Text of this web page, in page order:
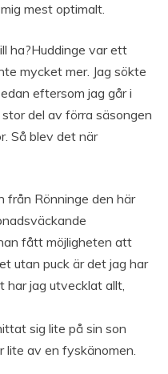
mest optimalt.
ha?Huddinge var ett
mycket mer. Jag sökte
eftersom jag går i
del av förra säsongen
Så blev det när
från Rönninge den här
fått möjligheten att
utan puck är det jag har
har jag utvecklat allt,
sig lite på sin son
lite av en fyskänomen.